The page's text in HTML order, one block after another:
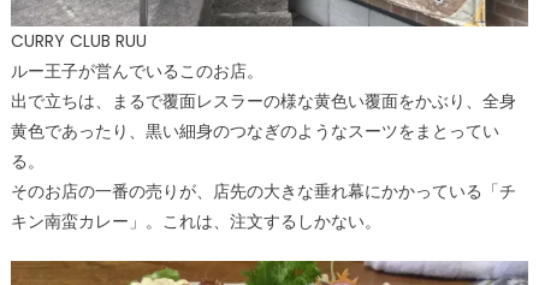
CURRY CLUB RUU
ルー王子が営んでいるこのお店。
出で立ちは、まるで覆面レスラーの様な黄色い覆面をかぶり、全身
黄色であったり、黒い細身のつなぎのようなスーツをまとってい
る。
そのお店の一番の売りが、店先の大きな垂れ幕にかかっている「チ
キン南蛮カレー」。これは、注文するしかない。